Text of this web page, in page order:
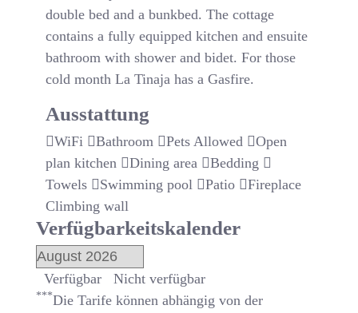
double bed and a bunkbed. The cottage
contains a fully equipped kitchen and ensuite
bathroom with shower and bidet. For those
cold month La Tinaja has a Gasfire.
Ausstattung
WiFi Bathroom Pets Allowed
Open
plan kitchen
Dining area
Bedding
Towels
Swimming pool Patio
Fireplace
Climbing wall
Verfügbarkeitskalender
Verfügbar Nicht verfügbar
***Die Tarife können abhängig von der